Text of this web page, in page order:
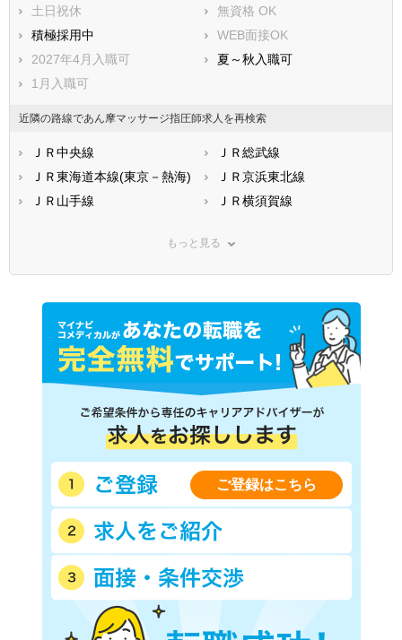
土日祝休
無資格 OK
積極採用中
WEB面接OK
2027年4月入職可
夏～秋入職可
1月入職可
近隣の路線であん摩マッサージ指圧師求人を再検索
ＪＲ中央線
ＪＲ総武線
ＪＲ東海道本線(東京－熱海)
ＪＲ京浜東北線
ＪＲ山手線
ＪＲ横須賀線
ＪＲ青梅線
ＪＲ五日市線
ＪＲ八高線
ＪＲ埼京線
ＪＲ高崎線
ＪＲ京葉線(東京－蘇我)
ＪＲ中央本線(東京－松本)
ＪＲ湘南新宿ライン線(赤羽
－武蔵小杉)
西武新宿線
西武池袋線
西武有楽町線
西武国分寺線
西武多摩湖線
西武多摩川線
西武拝島線
西武西武園線
西武山口線
京王線
京王相模原線
京王井の頭線
京王高尾線
京王競馬場線
京王動物園線
小田急小田原線
東急東横線
東急目黒線
東急田園都市線
もっと見る
ご登録はこちら